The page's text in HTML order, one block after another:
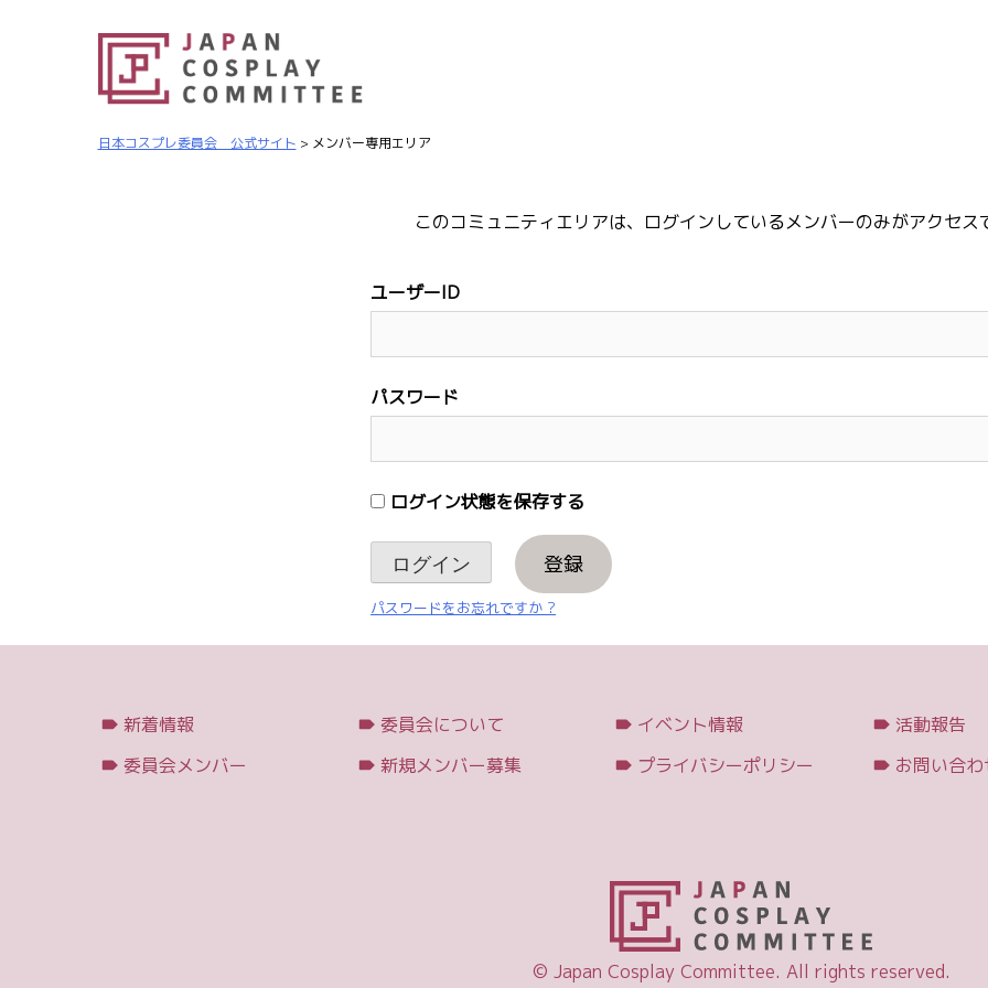
日本コスプレ委員会 公式サイト > メンバー専用エリア
このコミュニティエリアは、ログインしているメンバーのみがアクセス
ユーザーID
パスワード
ログイン状態を保存する
登録
パスワードをお忘れですか ?
新着情報 委員会について イベント情報 活動報告
委員会メンバー
新規メンバー募集 プライバシーポリシー お問い合わ
© Japan Cosplay Committee. All rights reserved.